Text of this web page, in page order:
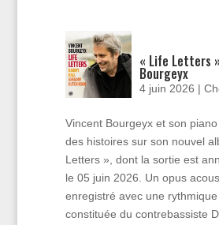
« Life Letters
Bourgeyx
4 juin 2026 |
Vincent Bourgeyx et son
des histoires sur son nouvel
Letters », dont la sortie est
le 05 juin 2026. Un opus
enregistré avec une
constituée du contrebassiste